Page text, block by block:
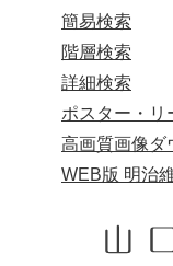
簡易検索
階層検索
詳細検索
ポスター・リ
高画質画像ダ
WEB版 明治